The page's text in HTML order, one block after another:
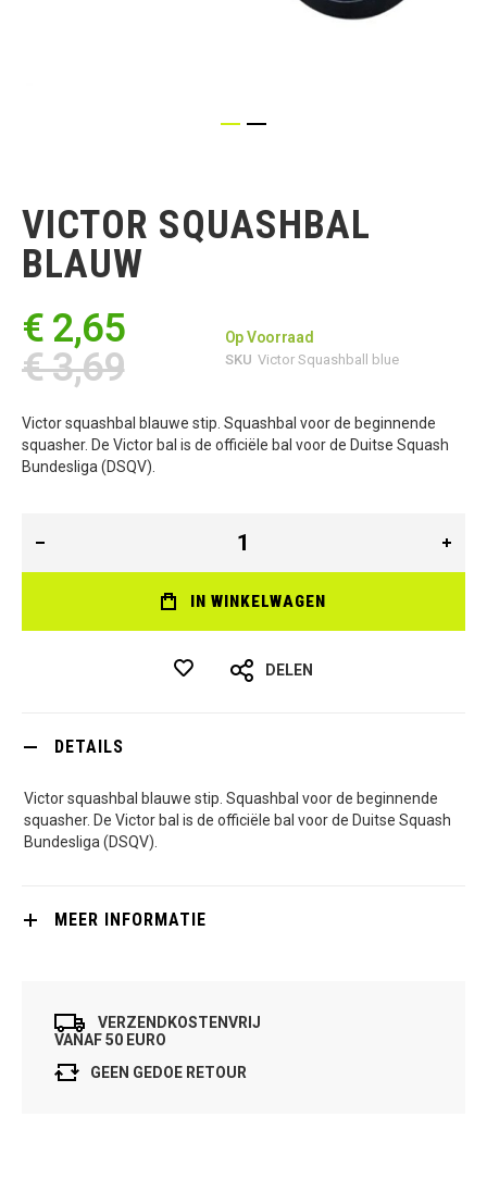
begin
van
de
afbeeldingen-
VICTOR SQUASHBAL
BLAUW
€ 2,65
€ 3,69
Op Voorraad
SKU Victor Squashball blue
Victor squashbal blauwe stip. Squashbal voor de beginnende
squasher. De Victor bal is de officiële bal voor de Duitse Squash
Bundesliga (DSQV).
IN WINKELWAGEN
DELEN
DETAILS
Victor squashbal blauwe stip. Squashbal voor de beginnende
squasher. De Victor bal is de officiële bal voor de Duitse Squash
Bundesliga (DSQV).
MEER INFORMATIE
VERZENDKOSTENVRIJ
VANAF 50 EURO
GEEN GEDOE RETOUR